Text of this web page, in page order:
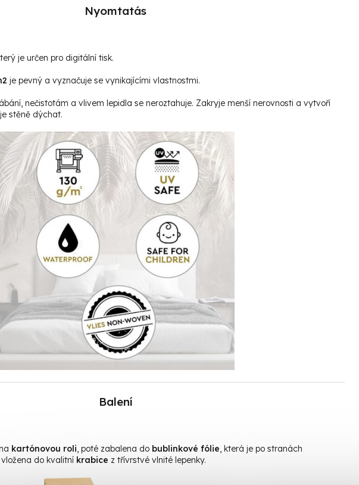
Nyomtatás
je určen pro digitální tisk.
je pevný a vyznačuje se vynikajícími vlastnostmi.
nečistotám a vlivem lepidla se neroztahuje. Zakryje menší nerovnosti a vytvoří
stěně dýchat.
Balení
kartónovou roli, poté zabalena do bublinkové fólie, která je po stranách
do kvalitní krabice z třívrstvé vlnité lepenky.